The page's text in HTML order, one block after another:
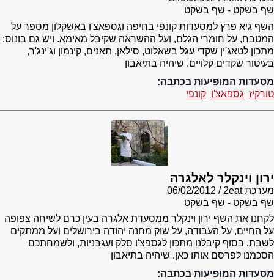
שף בשקט - שף בשקט
השף גיא פרץ למסעדות קונפי בחיפה וגספאצ'ו באשקלון מספר על
המטבח, על חומרי הגלם, ועל ההשראה שקיבל מאימא. ויש גם בונוס:
מתכון לטאג'ין שקדי עגל בשאלוט, סילאן, תאנים, קינמון וג'ינג'ר,
בעיטור שקדים קלויים. שיהיה בתיאבון
מסעדות המופיעות בכתבה:
טורקיז גספאצ'ו קונפי
ירון וינקלר לאלגרה
מערכת 2eat
06/02/2012
שף בשקט - שף בשקט
לקחנו את השף ירון וינקלר ממסעדת אלגרה בעין כרם לשיחה צפופה
על החיים, על העבודה, על שוק מחנה יהודה בירושלים ועל ממתקים
לשבת. בסוף קיבלנו מתכון לגספצ'ו סלק ועגבניות, ולשמחתכם
הסכמנו לפרסם אותו כאן. שיהיה בתיאבון
מסעדות המופיעות בכתבה: